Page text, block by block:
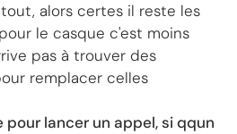
alors certes il reste les
le casque c'est moins
pas à trouver des
remplacer celles
pour lancer un appel, si qqun